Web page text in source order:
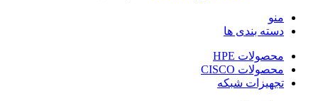
منو
دسته بندی ها
محصولات HPE
محصولات CISCO
تجهیزات شبکه